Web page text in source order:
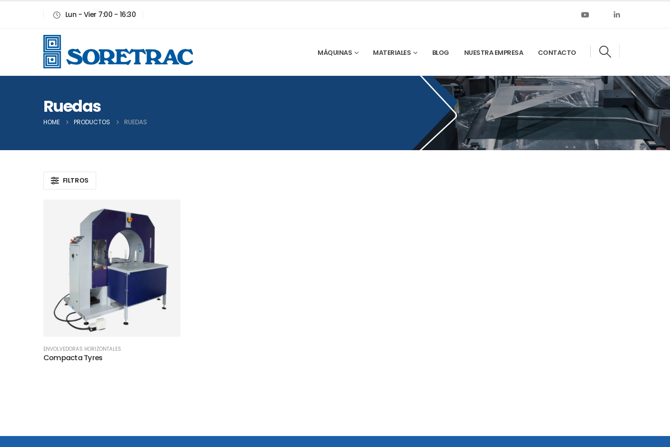
Lun - Vier 7:00 - 16:30
MÁQUINAS MATERIALES BLOG NUESTRA EMPRESA CONTACTO
Ruedas
HOME PRODUCTOS RUEDAS
FILTROS
ENVOLVEDORAS HORIZONTALES
Compacta Tyres